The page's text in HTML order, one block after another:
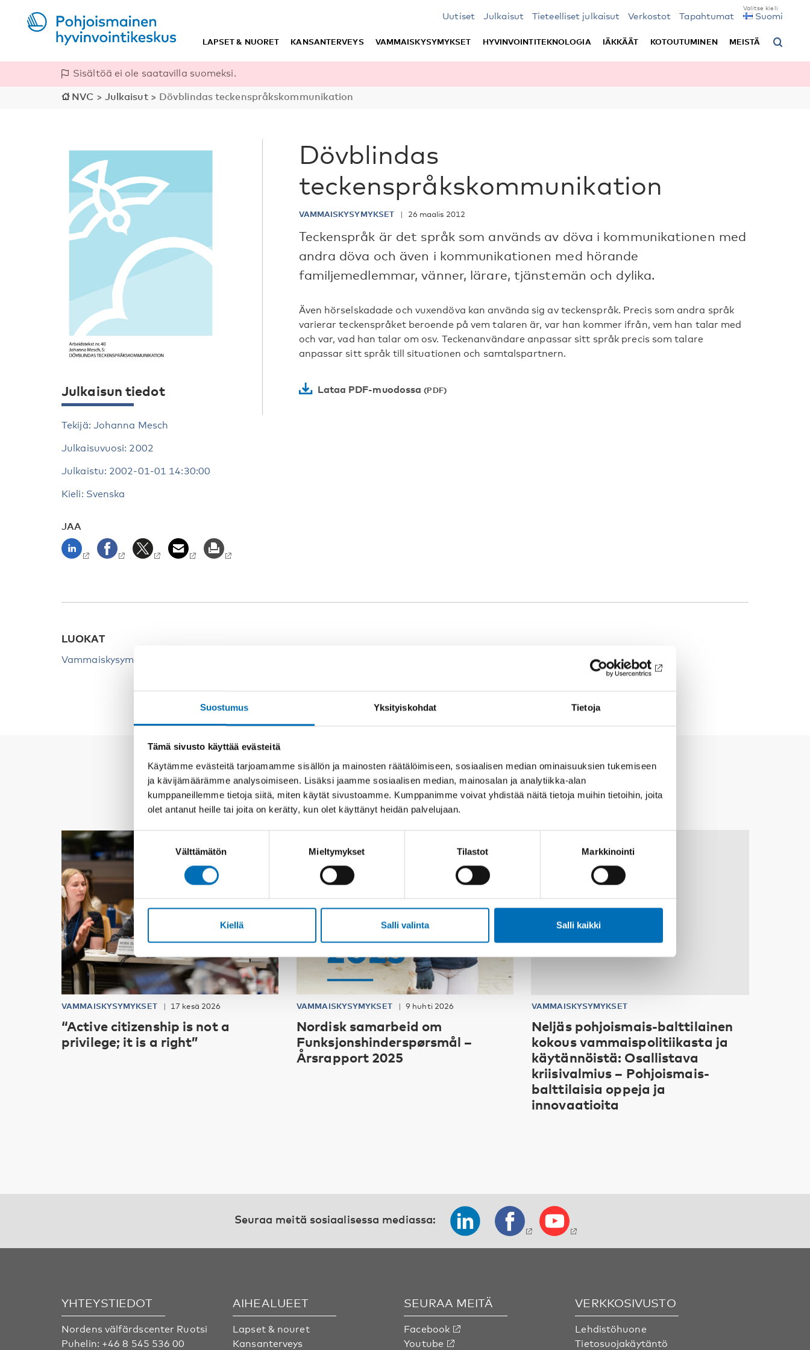
Suostumus Yksityiskohdat Tietoja
Tämä sivusto käyttää evästeitä
Käytämme evästeitä tarjoamamme sisällön ja mainosten räätälöimiseen, sosiaalisen median ominaisuuksien tukemiseen
ja kävijämäärämme analysoimiseen. Lisäksi jaamme sosiaalisen median, mainosalan ja analytiikka-alan
kumppaneillemme tietoja siitä, miten käytät sivustoamme. Kumppanimme voivat yhdistää näitä tietoja muihin tietoihin, joita
olet antanut heille tai joita on kerätty, kun olet käyttänyt heidän palvelujaan.
valinta
Välttämätön Mieltymykset Tilastot Markkinointi
Kiellä Salli valinta Salli kaikki
Uutiset Julkaisut Tieteelliset julkaisut Verkostot Tapahtumat Suomi
LAPSET & NUORET KANSANTERVEYS VAMMAISKYSYMYKSET HYVINVOINTITEKNOLOGIA IÄKKÄÄT KOTOUTUMINEN MEISTÄ
Sisältöä ei ole saatavilla suomeksi.
NVC > Julkaisut> Dövblindas teckenspråkskommunikation
Dövblindas
teckenspråkskommunikation
VAMMAISKYSYMYKSET 26 maalis 2012
Teckenspråk är det språk som används av döva i kommunikationen med
andra döva och även i kommunikationen med hörande
familjemedlemmar, vänner, lärare, tjänstemän och dylika.
Även hörselskadade och vuxendöva kan använda sig av teckenspråk. Precis som andra språk
varierar teckenspråket beroende på vem talaren är, var han kommer ifrån, vem han talar med
och var, vad han talar om osv. Teckenanvändare anpassar sitt språk precis som talare
anpassar sitt språk till situationen och samtalspartnern.
Lataa PDF-muodossa
Julkaisun tiedot
Tekijä: Johanna Mesch
Julkaisuvuosi: 2002
Julkaistu: 2002-01-01 14:30:00
Kieli: Svenska
JAA
LUOKAT
Vammaiskysymykset
Asiaan liittyvää sisältöä
VAMMAISKYSYMYKSET 17 kesä 2026
“Active citizenship is not a
privilege; it is a right”
VAMMAISKYSYMYKSET 9 huhti 2026
Nordisk samarbeid om
Funksjonshinderspørsmål –
Årsrapport 2025
VAMMAISKYSYMYKSET
Neljäs pohjoismais-balttilainen
kokous vammaispolitiikasta ja
käytännöistä: Osallistava
kriisivalmius – Pohjoismais-
balttilaisia oppeja ja
innovaatioita
Seuraa meitä sosiaalisessa mediassa:
YHTEYSTIEDOT
Nordens välfärdscenter Ruotsi
Puhelin: +46 8 545 536 00
AIHEALUEET
Lapset & nouret
Kansanterveys
SEURAA MEITÄ
Facebook
Youtube
VERKKOSIVUSTO
Lehdistöhuone
Tietosuojakäytäntö